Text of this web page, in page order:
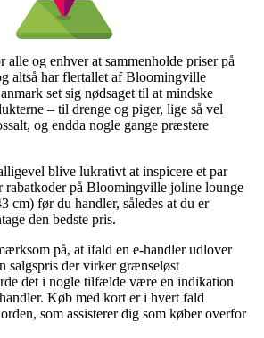
alle og enhver at sammenholde priser på
altså har flertallet af Bloomingville
set sig nødsaget til at mindske
– til drenge og piger, lige så vel
og endda nogle gange præstere
blive lukrativt at inspicere et par
rabatkoder på Bloomingville joline lounge
cm) før du handler, således at du er
den bedste pris.
på, at ifald en e-handler udlover
salgspris der virker grænseløst
det i nogle tilfælde være en indikation
Køb med kort er i hvert fald
som assisterer dig som køber overfor